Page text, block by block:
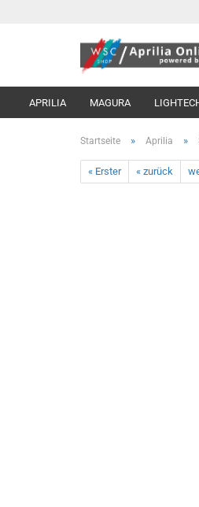
APRILIA MAGURA
Startseite » Aprilia »
« Erster « zurück